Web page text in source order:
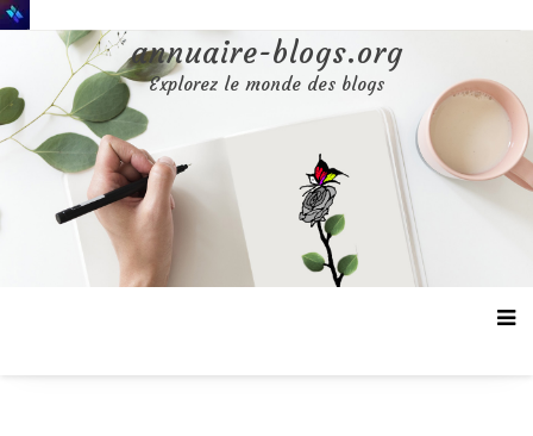
Aller
au
annuaire-blogs.org
Explorez le monde des blogs